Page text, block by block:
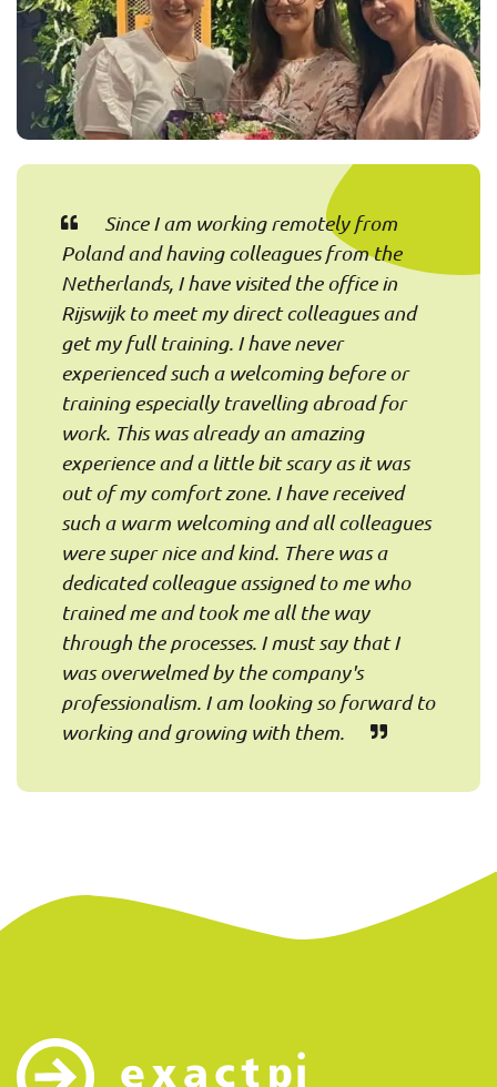
Since I am working remotely from
Poland and having colleagues from the
Netherlands, I have visited the office in
Rijswijk to meet my direct colleagues and
get my full training. I have never
experienced such a welcoming before or
training especially travelling abroad for
work. This was already an amazing
experience and a little bit scary as it was
out of my comfort zone. I have received
such a warm welcoming and all colleagues
were super nice and kind. There was a
dedicated colleague assigned to me who
trained me and took me all the way
through the processes. I must say that I
was overwelmed by the company's
professionalism. I am looking so forward to
working and growing with them.